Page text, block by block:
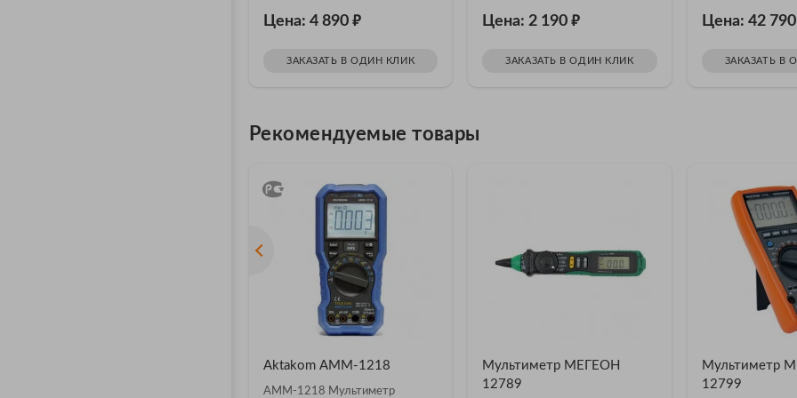
Цена: 4 890 ₽
ЗАКАЗАТЬ В ОДИН КЛИК
Цена: 2 190₽
ЗАКАЗАТЬ В ОДИН КЛИК
Цена: 42 790
ЗАКАЗАТЬ В
Рекомендуемые товары
Aktakom АММ-1218
АММ-1218 Мультиметр
Мультиметр МЕГЕОН
12789
Мультиметр
12799